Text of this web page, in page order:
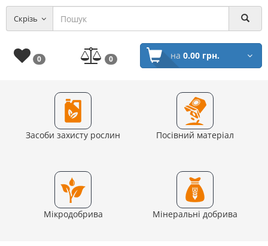
Скрізь
0 0 на 0.00 грн.
Засоби захисту рослин Посівний матеріал
Мікродобрива Мінеральні добрива